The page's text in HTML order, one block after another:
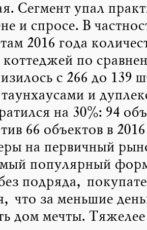
Сегмент упал
и спросе. В
2016 года
коттеджей по
с 266 до 139
и
на 30%: 94
66 объектов в
на первичный
популярный
подряда,
что за меньшие
дом мечты. Тяжелее